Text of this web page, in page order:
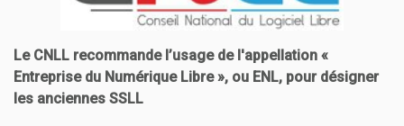
Le CNLL recommande l’usage de l'appellation «
Entreprise du Numérique Libre », ou ENL, pour désigner
les anciennes SSLL